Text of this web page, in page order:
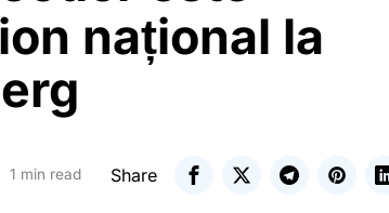
național la
1 min read Share